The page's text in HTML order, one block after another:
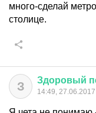
много-сделай
столице.
З Здоровый
14:49, 27.06.2017